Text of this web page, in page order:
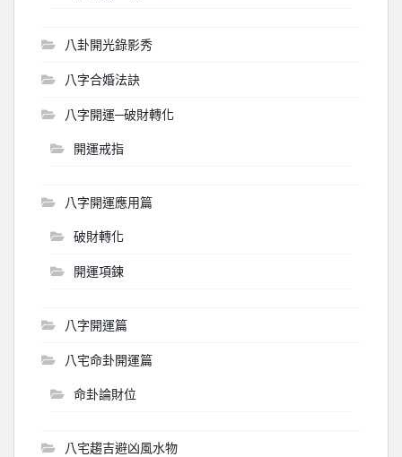
八卦開光錄影秀
八字合婚法訣
八字開運─破財轉化
開運戒指
八字開運應用篇
破財轉化
開運項鍊
八字開運篇
八宅命卦開運篇
命卦論財位
八宅趨吉避凶風水物